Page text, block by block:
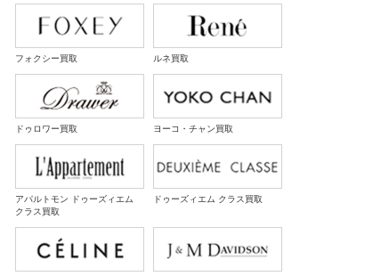
フォクシー買取 ルネ買取
ドゥロワー買取 ヨーコ・チャン買取
アパルトモン ドゥーズィエム
クラス買取
ドゥーズィエム クラス買取